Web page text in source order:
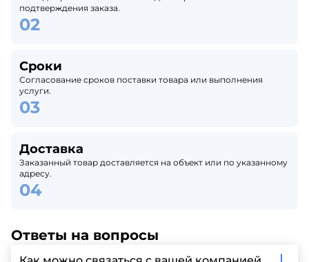
подтверждения заказа.
Сроки
Согласование сроков поставки товара или выполнения
услуги.
Доставка
Заказанный товар доставляется на объект или по указанному
адресу.
Ответы на вопросы